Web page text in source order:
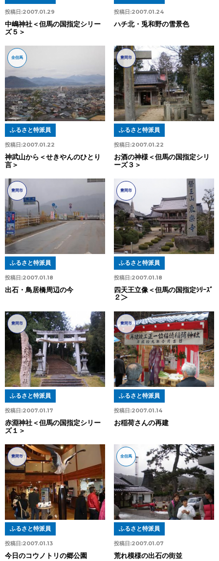
投稿日:2007.01.29
中嶋神社＜但馬の国指定シリー
ズ５＞
投稿日:2007.01.24
ハチ北・兎和野の雪景色
全但馬
投稿日:2007.01.22
ふるさと特派員
神武山から＜せきやんのひとり
言＞
豊岡市
投稿日:2007.01.22
ふるさと特派員
お酒の神様＜但馬の国指定シリ
ーズ３＞
豊岡市
投稿日:2007.01.18
ふるさと特派員
出石・鳥居橋周辺の今
豊岡市
投稿日:2007.01.18
ふるさと特派員
四天王立像＜但馬の国指定ｼﾘｰｽﾞ
２＞
豊岡市
投稿日:2007.01.17
ふるさと特派員
赤淵神社＜但馬の国指定シリー
ズ１＞
豊岡市
投稿日:2007.01.14
ふるさと特派員
お稲荷さんの再建
豊岡市
投稿日:2007.01.13
ふるさと特派員
今日のコウノトリの郷公園
全但馬
投稿日:2007.01.07
ふるさと特派員
荒れ模様の出石の街並